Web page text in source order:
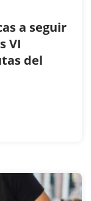
a seguir
VI
del